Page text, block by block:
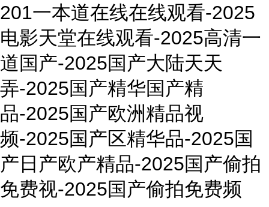
201一本道在线在线观看-2025
电影天堂在线观看-2025高清一
道国产-2025国产大陆天天
弄-2025国产精华国产精
品-2025国产欧洲精品视
频-2025国产区精华品-2025国
产日产欧产精品-2025国产偷拍
免费视-2025国产偷拍免费频